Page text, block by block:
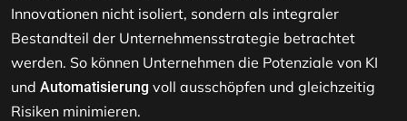
Innovationen nicht isoliert, sondern als integraler
Bestandteil der Unternehmensstrategie betrachtet
werden. So können Unternehmen die Potenziale von KI
und Automatisierung voll ausschöpfen und gleichzeitig
Risiken minimieren.